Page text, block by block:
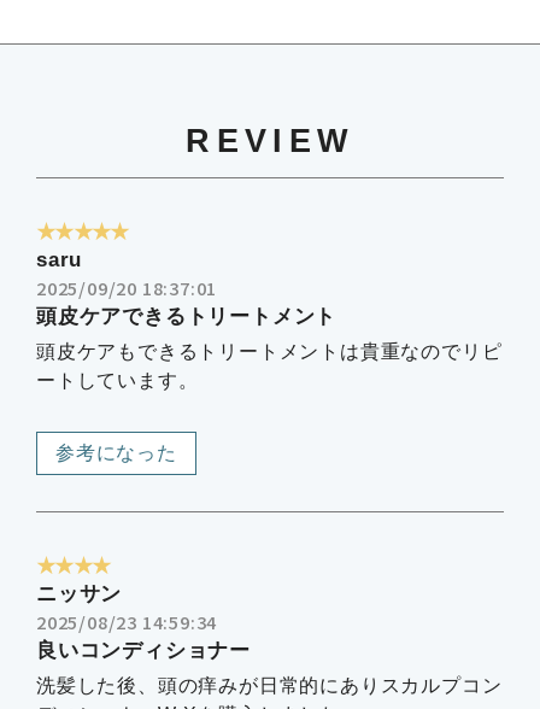
REVIEW
★★★★★
saru
2025/09/20 18:37:01
頭皮ケアできるトリートメント
頭皮ケアもできるトリートメントは貴重なのでリピ
ートしています。
参考になった
★★★★
ニッサン
2025/08/23 14:59:34
良いコンディショナー
洗髪した後、頭の痒みが日常的にありスカルプコン